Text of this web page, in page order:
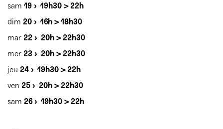
sam 19 › 19h30 > 22h
dim 20 › 16h > 18h30
mar 22 › 20h > 22h30
mer 23 › 20h > 22h30
jeu 24 › 19h30 > 22h
ven 25 › 20h > 22h30
sam 26 › 19h30 > 22h